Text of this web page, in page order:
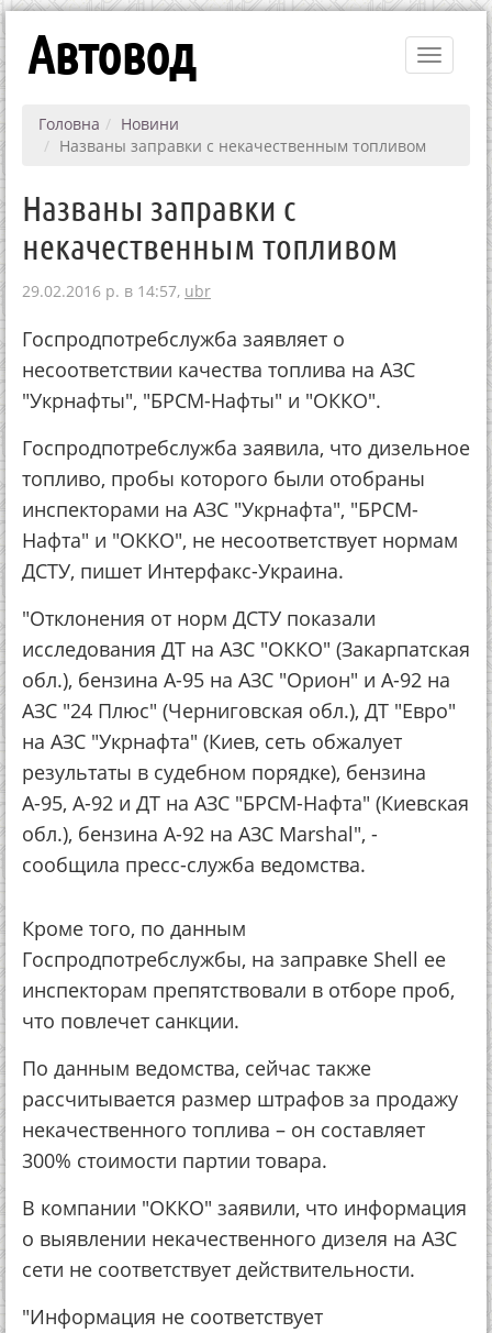
Toggle
Автовод
Головна
Новини
Названы заправки с некачественным топливом
Названы заправки с
некачественным топливом
29.02.2016 р. в 14:57, ubr
Госпродпотребслужба заявляет о
несоответствии качества топлива на АЗС
"Укрнафты", "БРСМ-Нафты" и "ОККО".
Госпродпотребслужба заявила, что дизельное
топливо, пробы которого были отобраны
инспекторами на АЗС "Укрнафта", "БРСМ-
Нафта" и "ОККО", не несоответствует нормам
ДСТУ, пишет Интерфакс-Украина.
"Отклонения от норм ДСТУ показали
исследования ДТ на АЗС "ОККО" (Закарпатская
обл.), бензина А-95 на АЗС "Орион" и А-92 на
АЗС "24 Плюс" (Черниговская обл.), ДТ "Евро"
на АЗС "Укрнафта" (Киев, сеть обжалует
результаты в судебном порядке), бензина
А-95, А-92 и ДТ на АЗС "БРСМ-Нафта" (Киевская
обл.), бензина А-92 на АЗС Marshal", -
сообщила пресс-служба ведомства.
Кроме того, по данным
Госпродпотребслужбы, на заправке Shell ее
инспекторам препятствовали в отборе проб,
что повлечет санкции.
По данным ведомства, сейчас также
рассчитывается размер штрафов за продажу
некачественного топлива – он составляет
300% стоимости партии товара.
В компании "ОККО" заявили, что информация
о выявлении некачественного дизеля на АЗС
сети не соответствует действительности.
"Информация не соответствует